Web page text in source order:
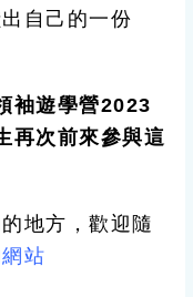
自己的一份
袖遊學營2023
再次前來參與這
地方，歡迎隨
網站